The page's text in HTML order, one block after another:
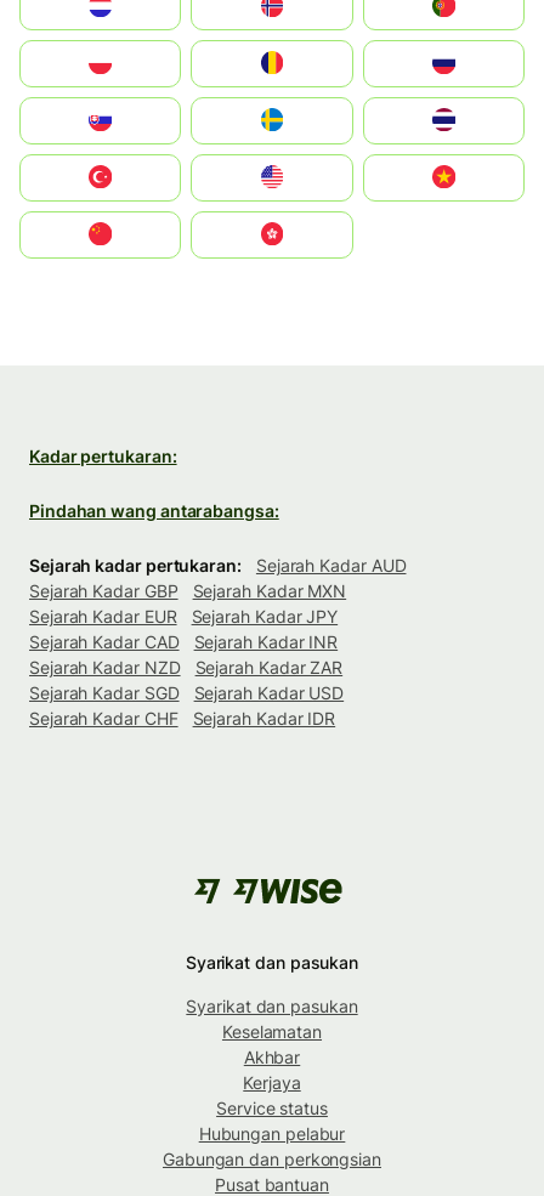
United States
中國香港特別行政區
Kadar pertukaran:
Pindahan wang antarabangsa:
Sejarah kadar pertukaran:
Sejarah Kadar AUD
Sejarah Kadar GBP
Sejarah Kadar MXN
Sejarah Kadar EUR
Sejarah Kadar JPY
Sejarah Kadar CAD
Sejarah Kadar INR
Sejarah Kadar NZD
Sejarah Kadar ZAR
Sejarah Kadar SGD
Sejarah Kadar USD
Sejarah Kadar CHF
Sejarah Kadar IDR
Syarikat dan pasukan
Syarikat dan pasukan
Keselamatan
Akhbar
Kerjaya
Service status
Hubungan pelabur
Gabungan dan perkongsian
Pusat bantuan